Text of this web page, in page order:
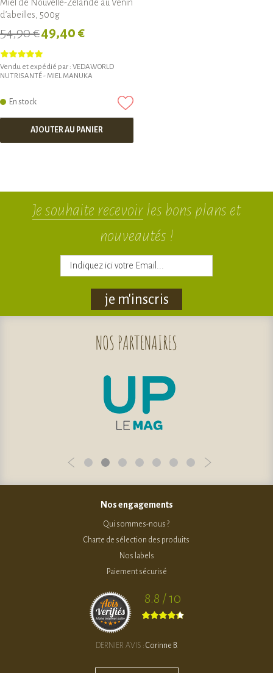
Miel de Nouvelle-Zélande au Venin
d’abeilles, 500g
54,90 €49,40 €
Vendu et expédié par : VEDAWORLD
NUTRISANTÉ - MIEL MANUKA
En stock
AJOUTER AU PANIER
Je souhaite recevoirles bons plans et
nouveautés !
je m'inscris
NOS PARTENAIRES
Nos engagements
Qui sommes-nous ?
Charte de sélection des produits
Nos labels
Paiement sécurisé
8.8 / 10
DERNIER AVIS : Corinne B.